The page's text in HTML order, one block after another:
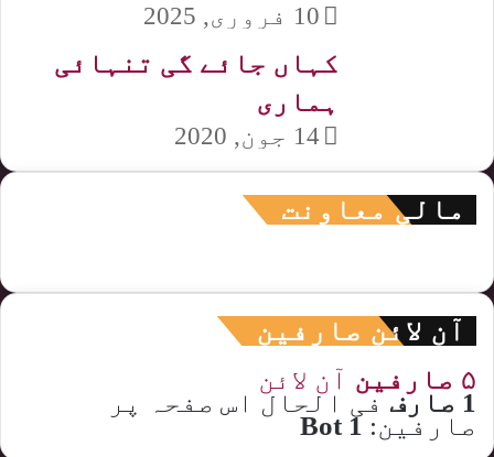
10 فروری, 2025
کہاں جائے گی تنہائی
ہماری
14 جون, 2020
مالی معاونت
آن لائن صارفین
۵ صارفین آن لائن
1 صارف فی الحال اس صفحہ پر
صارفین: 1 Bot